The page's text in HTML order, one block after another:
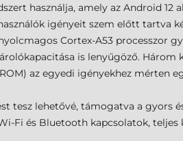
használja, amely az Android 12
igényeit szem előtt tartva
Cortex-A53 processzor
is lenyűgöző.
az egyedi igényekhez
tesz lehetővé, támogatva a gyors
Fi és Bluetooth kapcsolatok,